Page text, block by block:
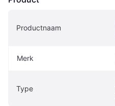
Productnaam
Merk
Type